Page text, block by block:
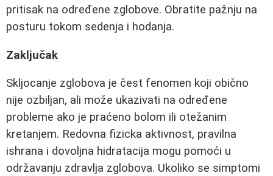
pritisak na određene zglobove. Obratite pažnju na
posturu tokom sedenja i hodanja.
Zaključak
Skljocanje zglobova je čest fenomen koji obično
nije ozbiljan, ali može ukazivati na određene
probleme ako je praćeno bolom ili otežanim
kretanjem. Redovna fizicka aktivnost, pravilna
ishrana i dovoljna hidratacija mogu pomoći u
održavanju zdravlja zglobova. Ukoliko se simptomi